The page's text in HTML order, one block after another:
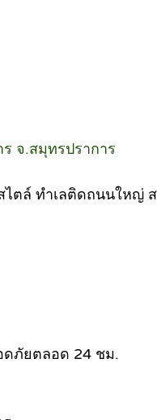
จ.สมุทรปราการ
ตล์ ทำเลติดถนนใหญ่
ดภัยตลอด 24 ชม.